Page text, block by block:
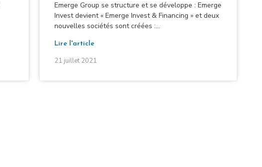
Emerge Group se structure et se développe : Emerge
Invest devient « Emerge Invest & Financing » et deux
nouvelles sociétés sont créées :...
Lire l'article
21 juillet 2021